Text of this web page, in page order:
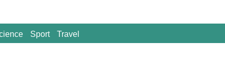
Sport Travel